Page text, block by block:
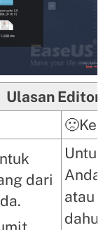
Ulasan Editor
dari
Untuk
Anda
atau